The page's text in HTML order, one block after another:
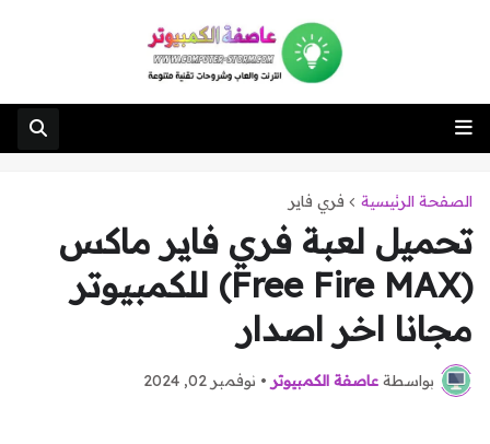
الصفحة الرئيسية فري فاير
تحميل لعبة فري فاير ماكس
(Free Fire MAX) للكمبيوتر
مجانا اخر اصدار
بواسطة عاصفة الكمبيوتر • نوفمبر 02, 2024